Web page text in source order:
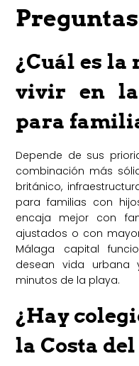
¿Cuál es la
vivir en la
para
Depende de sus
combinación más
británico,
para familias con
encaja mejor con
ajustados o con
Málaga capital
desean vida
minutos de la playa.
¿Hay
la Costa del